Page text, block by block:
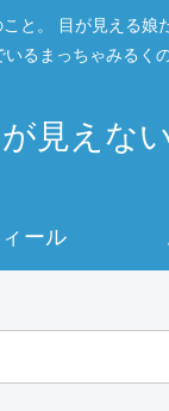
。 目が見える
るまっちゃみるく
見えな
ール